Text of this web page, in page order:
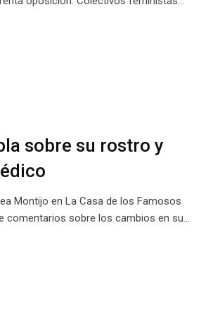
sobre su rostro y
Montijo en La Casa de los Famosos
comentarios sobre los cambios en su…